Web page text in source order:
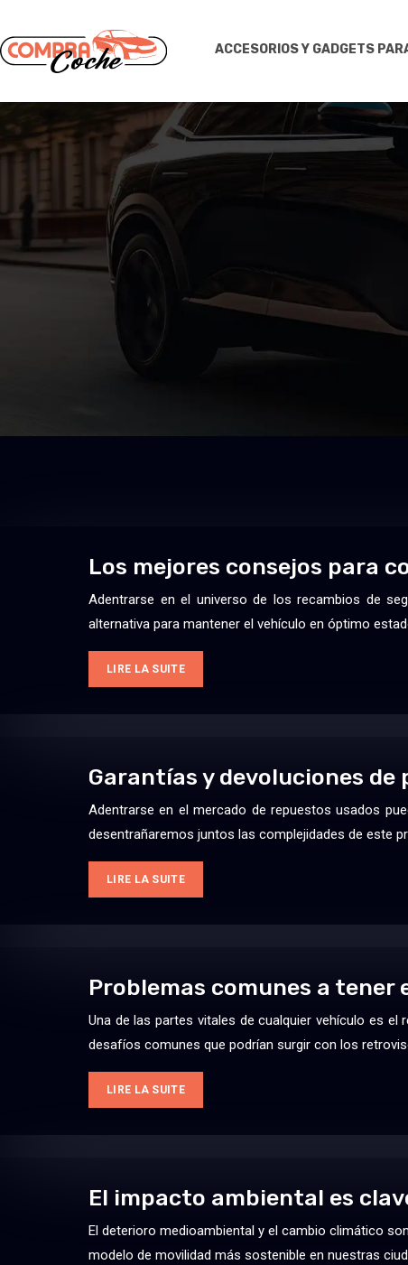
ACCESORIOS Y GADGETS
Los mejores consejos para
Adentrarse en el universo de los recambios de
alternativa para mantener el vehículo en óptimo
LIRE LA SUITE
Garantías y devoluciones de
Adentrarse en el mercado de repuestos usados
desentrañaremos juntos las complejidades de este
LIRE LA SUITE
Problemas comunes a
Una de las partes vitales de cualquier vehículo es
desafíos comunes que podrían surgir con los
LIRE LA SUITE
El impacto ambiental es
El deterioro medioambiental y el cambio climático
modelo de movilidad más sostenible en nuestras